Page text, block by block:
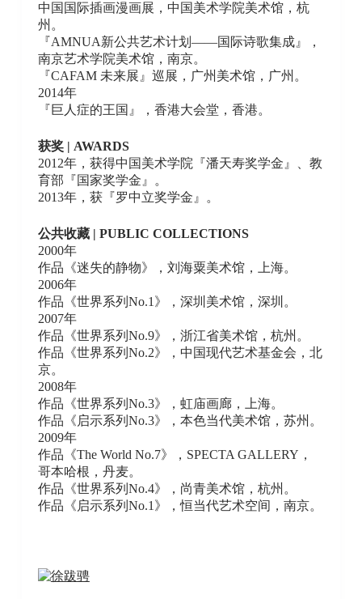
中国国际插画漫画展，中国美术学院美术馆，杭
州。
『AMNUA新公共艺术计划——国际诗歌集成』，
南京艺术学院美术馆，南京。
『CAFAM 未来展』巡展，广州美术馆，广州。
2014年
『巨人症的王国』，香港大会堂，香港。
获奖 | AWARDS
2012年，获得中国美术学院『潘天寿奖学金』、教
育部『国家奖学金』。
2013年，获『罗中立奖学金』。
公共收藏 | PUBLIC COLLECTIONS
2000年
作品《迷失的静物》，刘海粟美术馆，上海。
2006年
作品《世界系列No.1》，深圳美术馆，深圳。
2007年
作品《世界系列No.9》，浙江省美术馆，杭州。
作品《世界系列No.2》，中国现代艺术基金会，北
京。
2008年
作品《世界系列No.3》，虹庙画廊，上海。
作品《启示系列No.3》，本色当代美术馆，苏州。
2009年
作品《The World No.7》，SPECTA GALLERY，
哥本哈根，丹麦。
作品《世界系列No.4》，尚青美术馆，杭州。
作品《启示系列No.1》，恒当代艺术空间，南京。